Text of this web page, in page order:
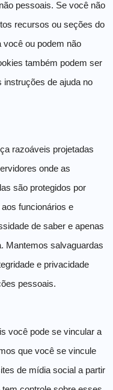
pessoais. Se você não
recursos ou seções do
você ou podem não
também podem ser
instruções de ajuda no
razoáveis ​​projetadas
onde as
são protegidos por
funcionários e
de saber e apenas
Mantemos salvaguardas
e privacidade
pessoais.
você pode se vincular a
que você se vincule
de mídia social a partir